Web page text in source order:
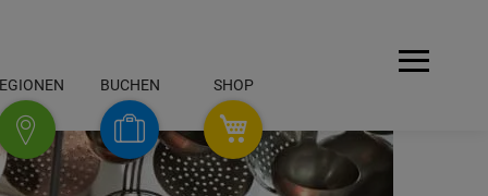
BUCHEN SHOP
SHOP